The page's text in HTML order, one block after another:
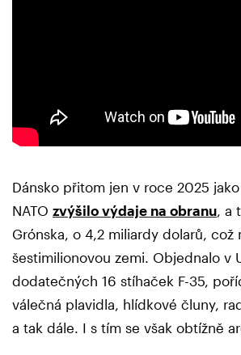
Dánsko přitom jen v roce 2025
NATO zvýšilo výdaje na obranu, a
Grónska, o 4,2 miliardy dolarů, což
šestimilionovou zemi. Objednalo v
dodatečných 16 stíhaček F-35,
válečná plavidla, hlídkové čluny,
a tak dále. I s tím se však obtížně